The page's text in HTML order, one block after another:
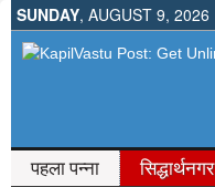
SUNDAY, AUGUST 9, 2026
पहला पन्ना सिद्धार्थनगर